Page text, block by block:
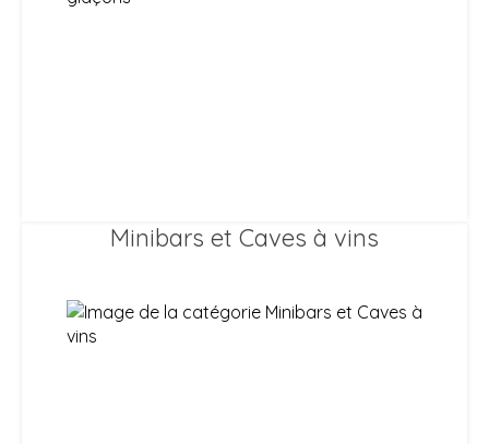
Minibars et Caves à vins